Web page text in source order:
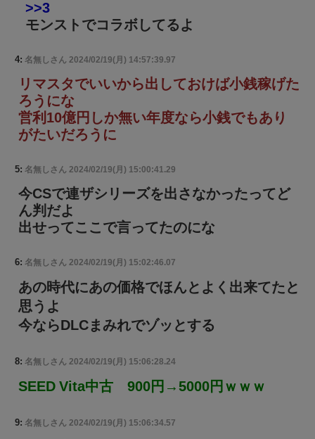
>>3
モンストでコラボしてるよ
4: 名無しさん 2024/02/19(月) 14:57:39.97
リマスタでいいから出しておけば小銭稼げた
ろうにな
営利10億円しか無い年度なら小銭でもあり
がたいだろうに
5: 名無しさん 2024/02/19(月) 15:00:41.29
今CSで連ザシリーズを出さなかったってど
ん判だよ
出せってここで言ってたのにな
6: 名無しさん 2024/02/19(月) 15:02:46.07
あの時代にあの価格でほんとよく出来てたと
思うよ
今ならDLCまみれでゾッとする
8: 名無しさん 2024/02/19(月) 15:06:28.24
SEED Vita中古 900円→5000円ｗｗｗ
9: 名無しさん 2024/02/19(月) 15:06:34.57